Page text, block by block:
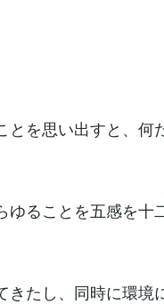
を思い出すと、何
ゆることを五感を十
きたし、同時に環境